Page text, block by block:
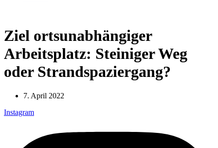
Ziel ortsunabhängiger
Arbeitsplatz: Steiniger Weg
oder Strandspaziergang?
7. April 2022
Instagram